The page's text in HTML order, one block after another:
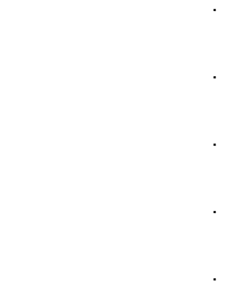
・
・
・
・
・